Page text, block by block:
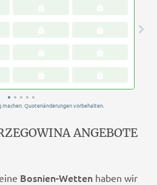
ANGEBOTE
Bosnien-Wetten haben wir